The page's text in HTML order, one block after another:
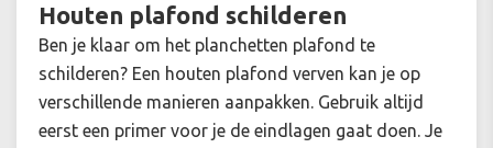
Houten plafond schilderen
Ben je klaar om het planchetten plafond te
schilderen? Een houten plafond verven kan je op
verschillende manieren aanpakken. Gebruik altijd
eerst een primer voor je de eindlagen gaat doen. Je